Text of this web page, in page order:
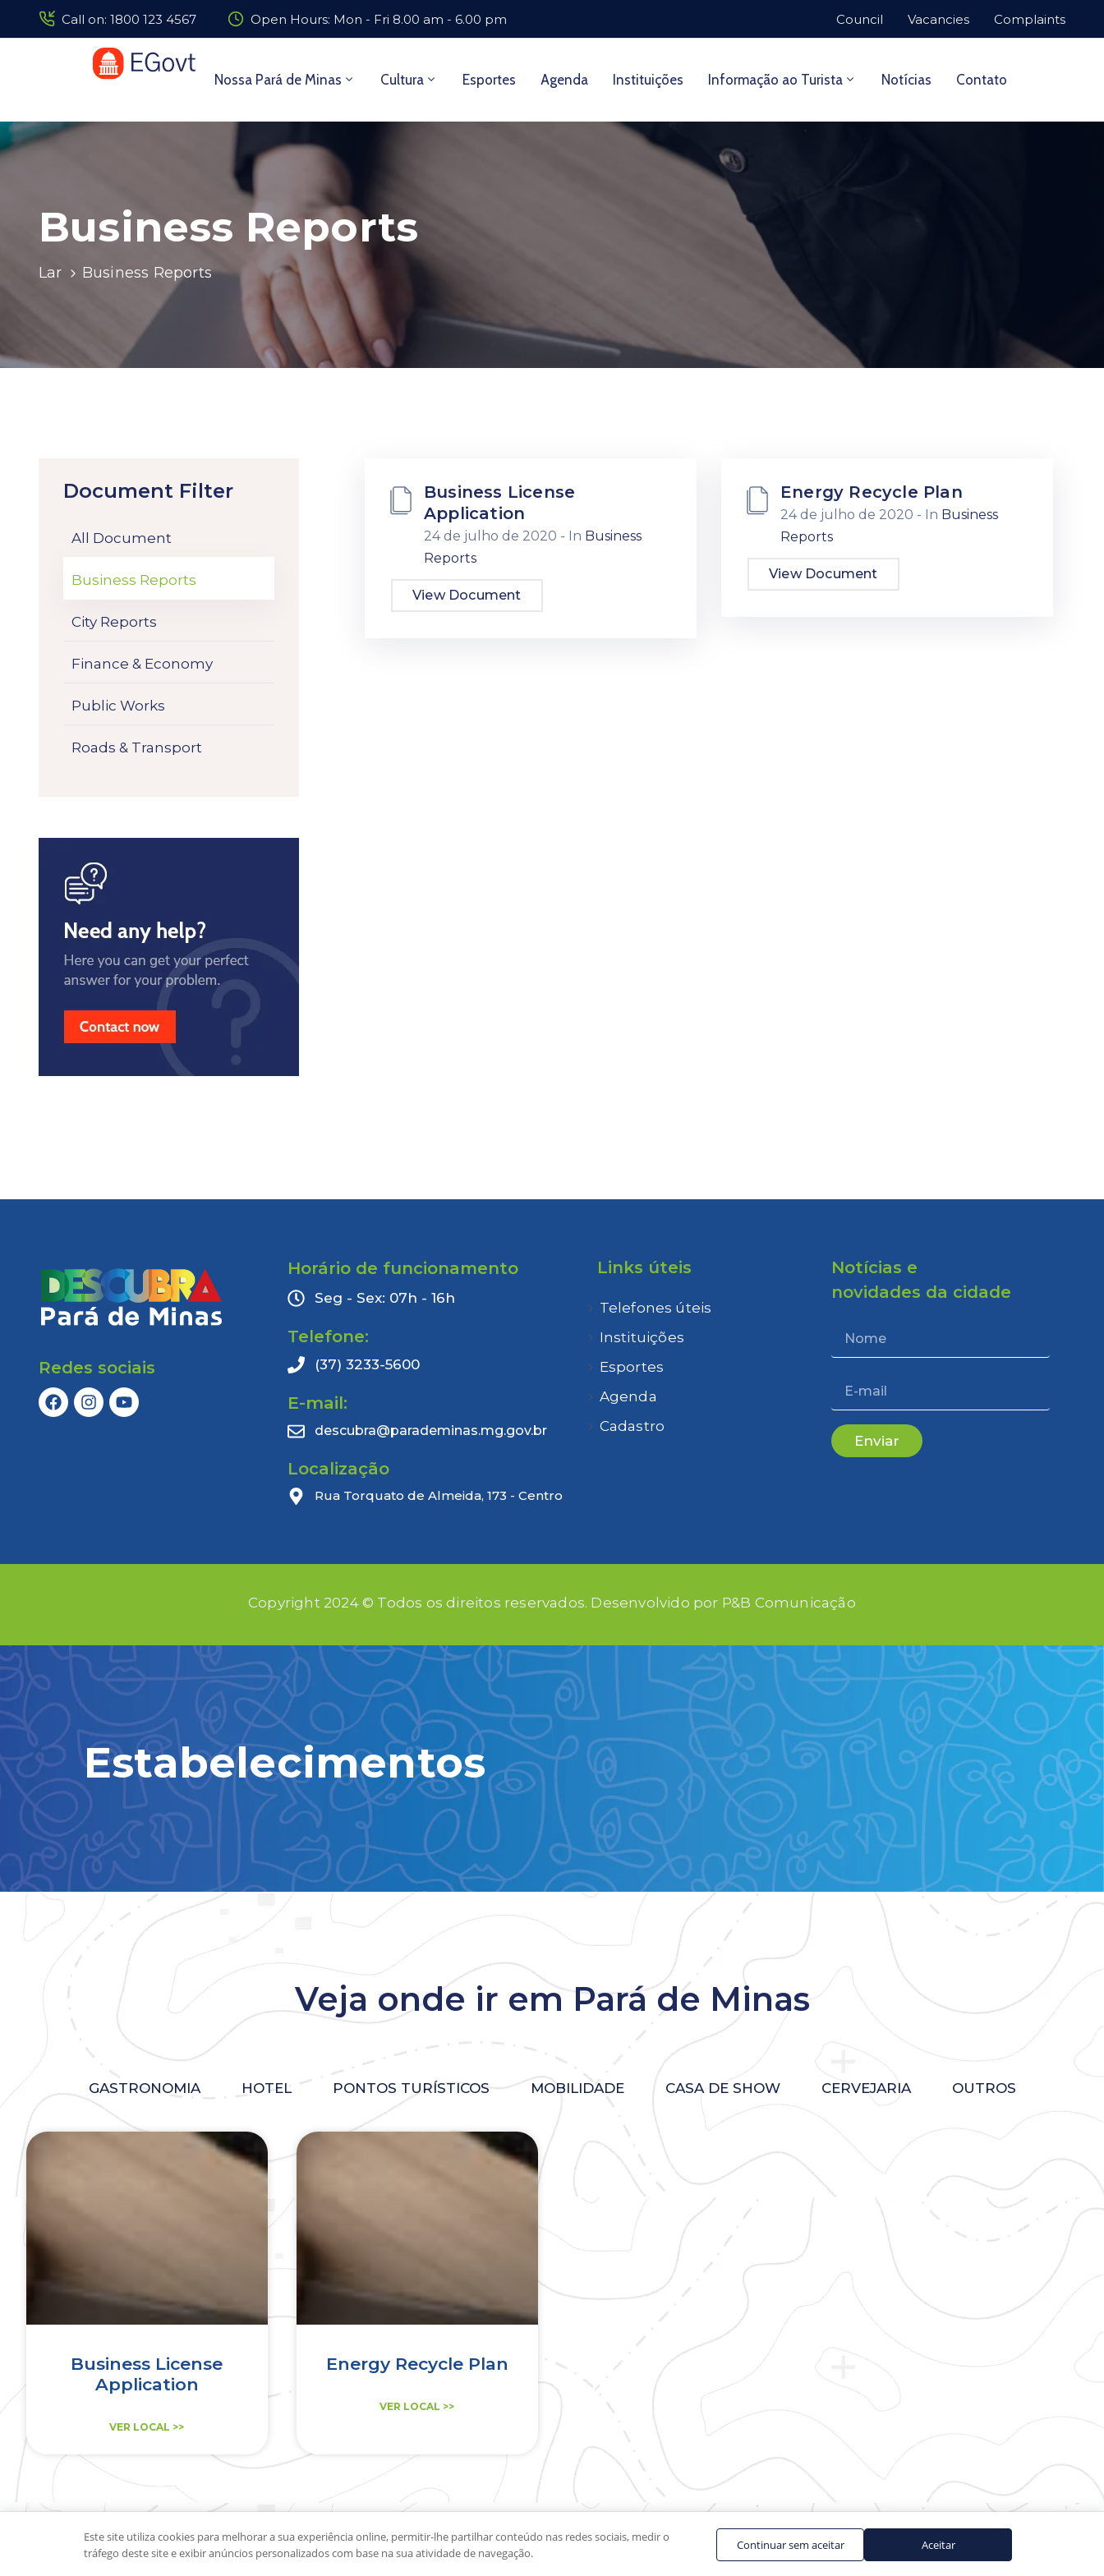
Call on: 1800 123 4567 Open Hours: Mon - Fri 8.00 am - 6.00 pm Council Vacancies Complaints
Nossa Pará de Minas Cultura Esportes Agenda Instituições Informação ao Turista Notícias Contato
Business Reports
Lar Business Reports
Document Filter
All Document
Business Reports
City Reports
Finance & Economy
Public Works
Roads & Transport
Business License
Application
24 de julho de 2020 - In Business
Reports
View Document
Energy Recycle Plan
24 de julho de 2020 - In Business
Reports
View Document
Redes sociais
Horário de funcionamento
Seg - Sex: 07h - 16h
Telefone:
(37) 3233-5600
E-mail:
descubra@parademinas.mg.gov.br
Localização
Rua Torquato de Almeida, 173 - Centro
Links úteis
Telefones úteis
Instituições
Esportes
Agenda
Cadastro
Notícias e
novidades da cidade
Enviar
Copyright 2024 © Todos os direitos reservados. Desenvolvido por P&B Comunicação
Estabelecimentos
Veja onde ir em Pará de Minas
GASTRONOMIA HOTEL PONTOS TURÍSTICOS MOBILIDADE CASA DE SHOW CERVEJARIA OUTROS
Business License
Application
VER LOCAL >>
Energy Recycle Plan
VER LOCAL >>
Este site utiliza cookies para melhorar a sua experiência online, permitir-lhe partilhar conteúdo nas redes sociais, medir o
tráfego deste site e exibir anúncios personalizados com base na sua atividade de navegação.
Continuar sem aceitar Aceitar